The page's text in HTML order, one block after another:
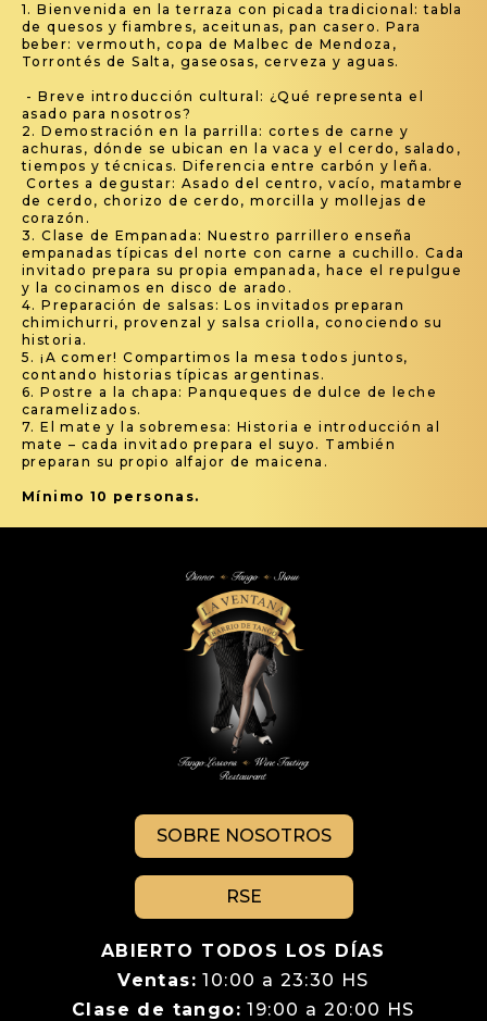
1. Bienvenida en la terraza con picada tradicional: tabla
de quesos y fiambres, aceitunas, pan casero. Para
beber: vermouth, copa de Malbec de Mendoza,
Torrontés de Salta, gaseosas, cerveza y aguas.
- Breve introducción cultural: ¿Qué representa el
asado para nosotros?
2. Demostración en la parrilla: cortes de carne y
achuras, dónde se ubican en la vaca y el cerdo, salado,
tiempos y técnicas. Diferencia entre carbón y leña.
Cortes a degustar: Asado del centro, vacío, matambre
de cerdo, chorizo de cerdo, morcilla y mollejas de
corazón.
3. Clase de Empanada: Nuestro parrillero enseña
empanadas típicas del norte con carne a cuchillo. Cada
invitado prepara su propia empanada, hace el repulgue
y la cocinamos en disco de arado.
4. Preparación de salsas: Los invitados preparan
chimichurri, provenzal y salsa criolla, conociendo su
historia.
5. ¡A comer! Compartimos la mesa todos juntos,
contando historias típicas argentinas.
6. Postre a la chapa: Panqueques de dulce de leche
caramelizados.
7. El mate y la sobremesa: Historia e introducción al
mate – cada invitado prepara el suyo. También
preparan su propio alfajor de maicena.
Mínimo 10 personas.
SOBRE NOSOTROS
RSE
ABIERTO TODOS LOS DÍAS
Ventas: 10:00 a 23:30 HS
Clase de tango: 19:00 a 20:00 HS